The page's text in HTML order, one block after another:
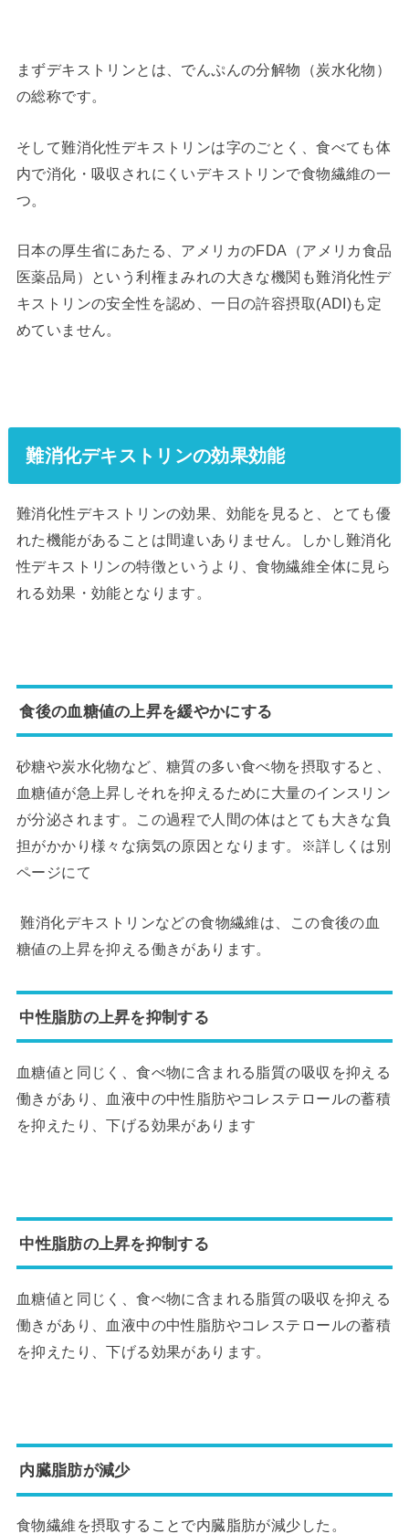
まずデキストリンとは、でんぷんの分解物（炭水化物）
の総称です。
そして難消化性デキストリンは字のごとく、食べても体
内で消化・吸収されにくいデキストリンで食物繊維の一
つ。
日本の厚生省にあたる、アメリカのFDA（アメリカ食品
医薬品局）という利権まみれの大きな機関も難消化性デ
キストリンの安全性を認め、一日の許容摂取(ADI)も定
めていません。
難消化デキストリンの効果効能
難消化性デキストリンの効果、効能を見ると、とても優
れた機能があることは間違いありません。しかし難消化
性デキストリンの特徴というより、食物繊維全体に見ら
れる効果・効能となります。
食後の血糖値の上昇を緩やかにする
砂糖や炭水化物など、糖質の多い食べ物を摂取すると、
血糖値が急上昇しそれを抑えるために大量のインスリン
が分泌されます。この過程で人間の体はとても大きな負
担がかかり様々な病気の原因となります。※詳しくは別
ページにて
難消化デキストリンなどの食物繊維は、この食後の血
糖値の上昇を抑える働きがあります。
中性脂肪の上昇を抑制する
血糖値と同じく、食べ物に含まれる脂質の吸収を抑える
働きがあり、血液中の中性脂肪やコレステロールの蓄積
を抑えたり、下げる効果があります
中性脂肪の上昇を抑制する
血糖値と同じく、食べ物に含まれる脂質の吸収を抑える
働きがあり、血液中の中性脂肪やコレステロールの蓄積
を抑えたり、下げる効果があります。
内臓脂肪が減少
食物繊維を摂取することで内臓脂肪が減少した。